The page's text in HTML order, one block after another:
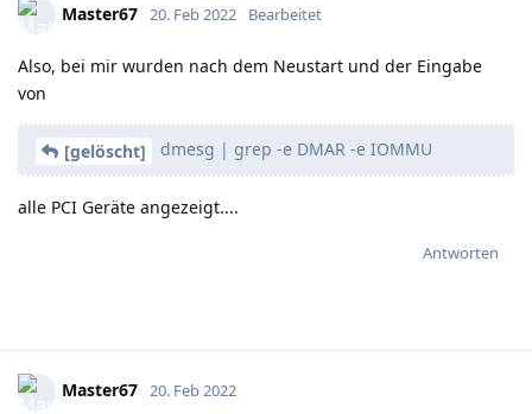
Master67 20. Feb 2022 Bearbeitet
Also, bei mir wurden nach dem Neustart und der Eingabe
von
[gelöscht] dmesg | grep -e DMAR -e IOMMU
alle PCI Geräte angezeigt....
Antworten
Master67 20. Feb 2022